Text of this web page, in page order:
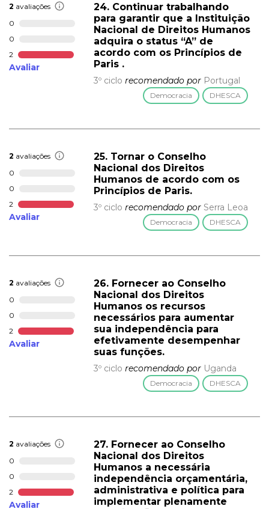
2 avaliações
0
0
2
Avaliar
24. Continuar trabalhando
para garantir que a Instituição
Nacional de Direitos Humanos
adquira o status “A” de
acordo com os Princípios de
Paris .
3º ciclo recomendado por Portugal
Democracia DHESCA
2 avaliações
0
0
2
Avaliar
25. Tornar o Conselho
Nacional dos Direitos
Humanos de acordo com os
Princípios de Paris.
3º ciclo recomendado por Serra Leoa
Democracia DHESCA
2 avaliações
0
0
2
Avaliar
26. Fornecer ao Conselho
Nacional dos Direitos
Humanos os recursos
necessários para aumentar
sua independência para
efetivamente desempenhar
suas funções.
3º ciclo recomendado por Uganda
Democracia DHESCA
2 avaliações
0
0
2
Avaliar
27. Fornecer ao Conselho
Nacional dos Direitos
Humanos a necessária
independência orçamentária,
administrativa e política para
implementar plenamente